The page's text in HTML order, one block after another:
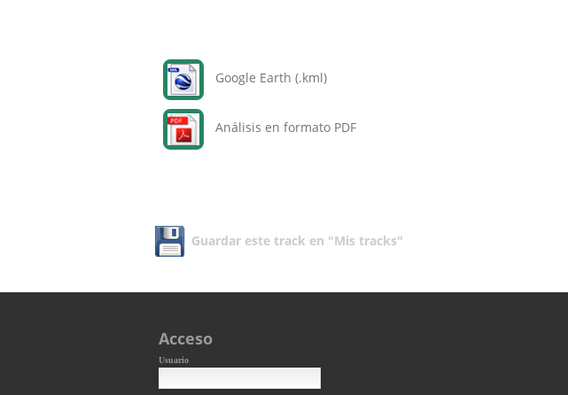
Google Earth (.kml)
Análisis en formato PDF
Guardar este track en "Mis tracks"
Acceso
Usuario